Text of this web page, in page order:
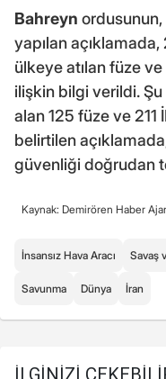
Bahreyn
yapılan
ülkeye atılan füze ve
ilişkin bilgi verildi.
alan 125 füze ve 211
belirtilen
güvenliği doğrudan
Kaynak: Demirören Haber
İnsansız Hava Aracı Savaş
Savunma Dünya İran